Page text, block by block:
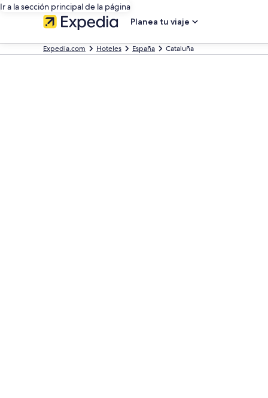
Ir a la sección principal de la página
Planea tu viaje
Expedia.com Hoteles España Cataluña